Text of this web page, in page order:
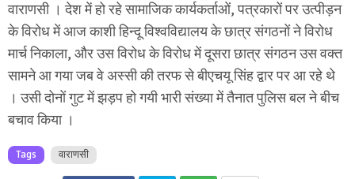
वाराणसी । देश में हो रहे सामाजिक कार्यकर्ताओं, पत्रकारों पर उत्पीड़न
के विरोध में आज काशी हिन्दू विश्वविद्यालय के छात्र संगठनों ने विरोध
मार्च निकाला, और उस विरोध के विरोध में दूसरा छात्र संगठन उस वक्त
सामने आ गया जब वे अस्सी की तरफ से बीएचयू सिंह द्वार पर आ रहे थे
। उसी दोनों गुट में झड़प हो गयी भारी संख्या में तैनात पुलिस बल ने बीच
बचाव किया ।
Tags वाराणसी